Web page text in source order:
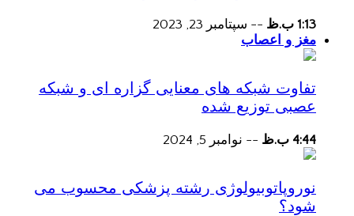
1:13 ب.ظ -- سپتامبر 23, 2023
مغز و اعصاب
تفاوت شبکه های معنایی گزاره ای و شبکه
عصبی توزیع شده
4:44 ب.ظ -- نوامبر 5, 2024
نوروپاتوبیولوژی رشته پزشکی محسوب می
شود؟